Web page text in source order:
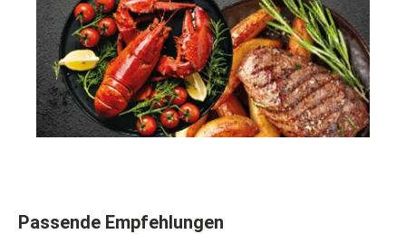
Produktgalerie überspringen
Passende Empfehlungen